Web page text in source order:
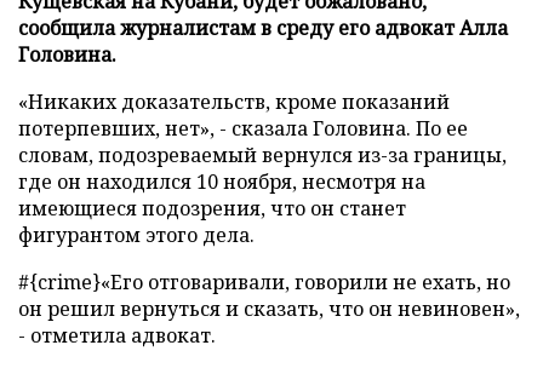
сообщила журналистам в среду его адвокат Алла
Головина.
«Никаких доказательств, кроме показаний
потерпевших, нет», - сказала Головина. По ее
словам, подозреваемый вернулся из-за границы,
где он находился 10 ноября, несмотря на
имеющиеся подозрения, что он станет
фигурантом этого дела.
#{crime}«Его отговаривали, говорили не ехать, но
он решил вернуться и сказать, что он невиновен»,
- отметила адвокат.